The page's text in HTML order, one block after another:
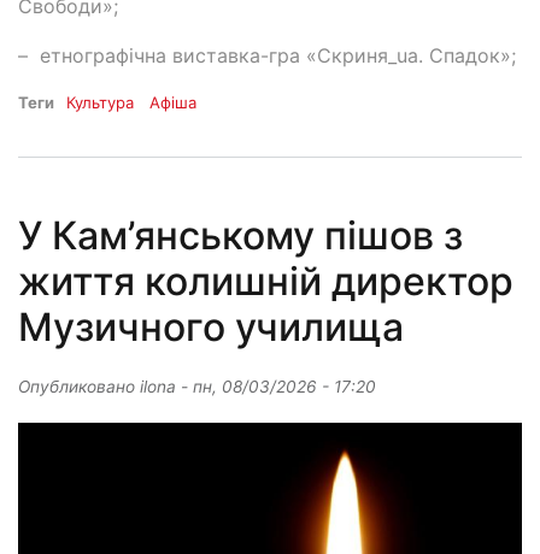
Свободи»;
– етнографічна виставка-гра «Скриня_ua. Спадок»;
Теги Культура Афіша
У Кам’янському пішов з
життя колишній директор
Музичного училища
Опубликовано ilona - пн, 08/03/2026 - 17:20